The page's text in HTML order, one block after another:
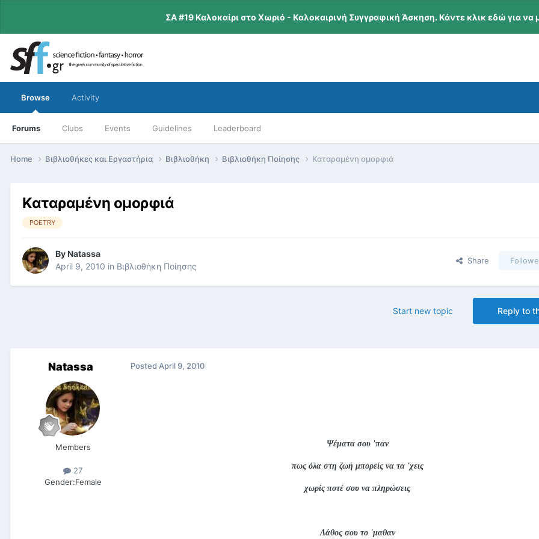
ΣΑ #19 Καλοκαίρι στο Χωριό - Καλοκαιρινή Συγγραφική Άσκηση. Κάντε κλικ εδώ για να
Browse
Forums Clubs Events Guidelines Leaderboard
Activity
Home Βιβλιοθήκες και Εργαστήρια Βιβλιοθήκη Βιβλιοθήκη Ποίησης Καταραμένη ομορφιά
Καταραμένη ομορφιά
POETRY
ByNatassa
April 9, 2010 in Βιβλιοθήκη Ποίησης
Share
Reply to
Start new topic
Natassa
Members
27
Gender:Female
Posted April 9, 2010
Ψέματα σου 'παν
πως όλα στη ζωή μπορείς να τα 'χεις
χωρίς ποτέ σου να πληρώσεις
Λάθος σου το 'μαθαν